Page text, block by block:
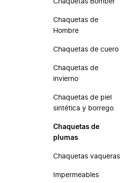
Chaquetas Bomber
Chaquetas de
Hombre
Chaquetas de cuero
Chaquetas de
invierno
Chaquetas de piel
sintética y borrego
Chaquetas de
plumas
Chaquetas vaqueras
Impermeables